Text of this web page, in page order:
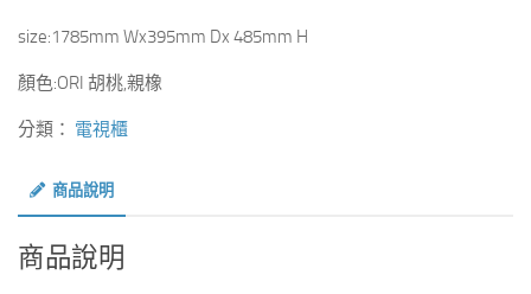
size:1785mm Wx395mm Dx 485mm H
顏色:ORI 胡桃,親橡
分類： 電視櫃
商品說明
商品說明